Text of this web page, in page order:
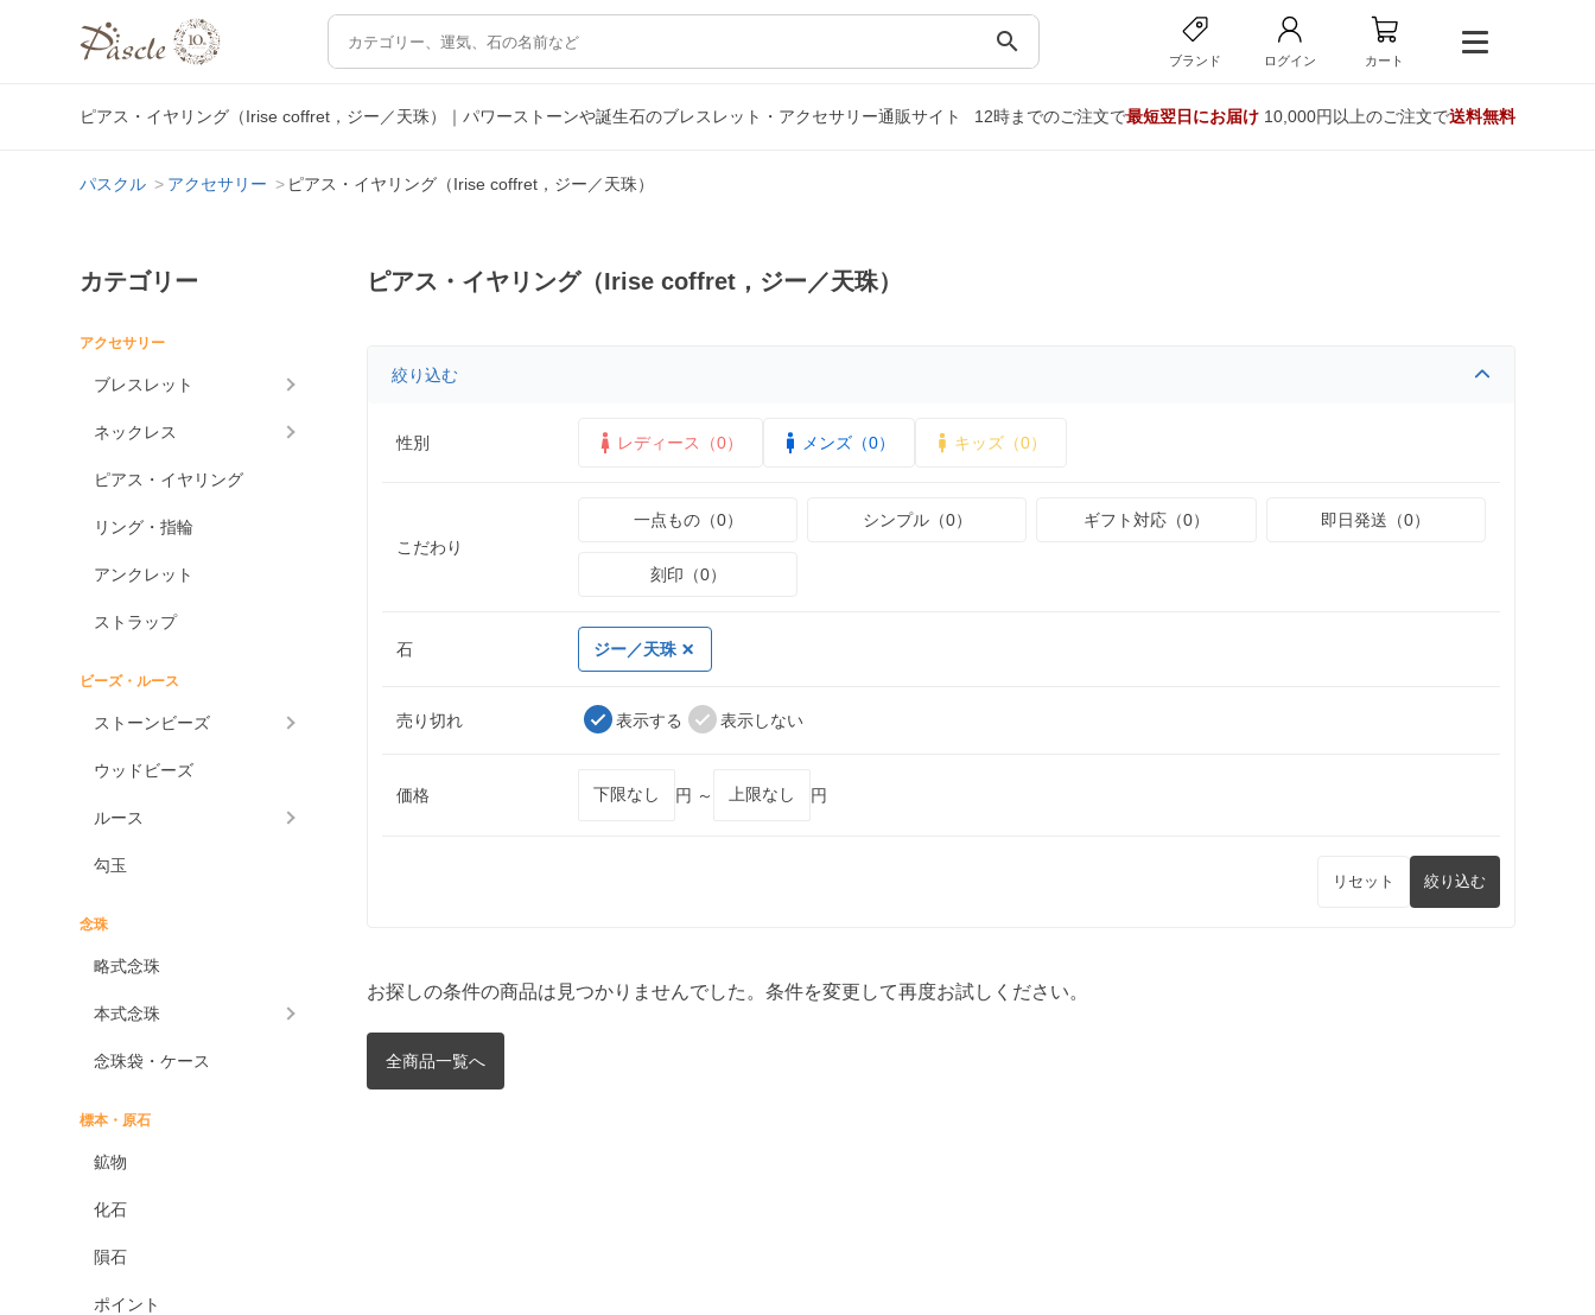
search
ブランド ログイン カート
ピアス・イヤリング（Irise coffret，ジー／天珠）｜パワーストーンや誕生石のブレスレット・アクセサリー通販サイト 12時までのご注文で最短翌日にお届け10,000円以上のご注文で送料無料
パスクル アクセサリー ピアス・イヤリング（Irise coffret，ジー／天珠）
カテゴリー
アクセサリー
ブレスレット
ネックレス
ピアス・イヤリング
リング・指輪
アンクレット
ストラップ
ビーズ・ルース
ストーンビーズ
ウッドビーズ
ルース
勾玉
念珠
略式念珠
本式念珠
念珠袋・ケース
標本・原石
鉱物
化石
隕石
ポイント
ピアス・イヤリング（Irise coffret，ジー／天珠）
絞り込む
性別 レディース（0） メンズ（0） キッズ（0）
こだわり
一点もの（0） シンプル（0） ギフト対応（0） 即日発送（0）
刻印（0）
石 ジー／天珠
売り切れ 表示する 表示しない
価格 円 ～ 円
リセット 絞り込む
お探しの条件の商品は見つかりませんでした。条件を変更して再度お試しください。
全商品一覧へ